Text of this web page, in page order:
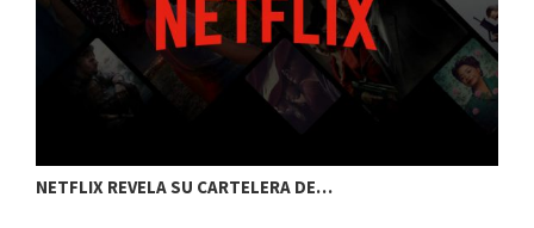
NETFLIX REVELA SU CARTELERA DE…